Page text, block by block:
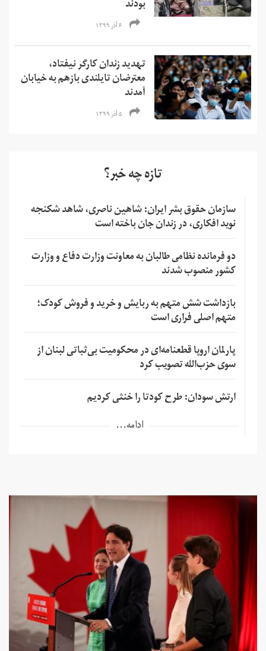
بودند
۶ آذر ۱۳۹۹
تهدید زندان کارگر نیفتاد،
معترضان تایلندی بازهم به خیابان
آمدند
۵ آذر ۱۳۹۹
تازه چه خبر؟
سازمان حقوق بشر ایران: شاهین ناصری، شاهد شکنجه
نوید افکاری، در زندان جان باخته است
دو فرمانده نظامی طالبان به معاونت وزارت دفاع و وزارت
کشور منصوب شدند
بازداشت شش متهم به ربایش و خرید و فروش کودک؛
متهم اصلی فراری است
پارلمان اروپا قطعنامه‌ای در محکومیت بی‌ثباتی لبنان از
سوی حزب‌الله تصویب کرد
ارتش سودان: طرح کودتا را خنثی کردیم
ادامه...